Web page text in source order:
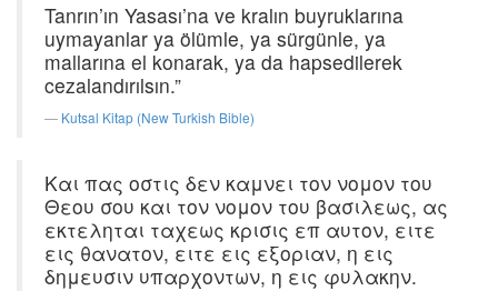
Tanrın’ın Yasası’na ve kralın buyruklarına
uymayanlar ya ölümle, ya sürgünle, ya
mallarına el konarak, ya da hapsedilerek
cezalandırılsın.”
Kutsal Kitap (New Turkish Bible)
Και πας οστις δεν καμνει τον νομον του
Θεου σου και τον νομον του βασιλεως, ας
εκτεληται ταχεως κρισις επ αυτον, ειτε
εις θανατον, ειτε εις εξοριαν, η εις
δημευσιν υπαρχοντων, η εις φυλακην.